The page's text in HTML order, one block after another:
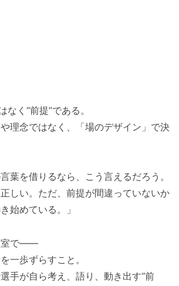
なく“前提”である。
理念ではなく、「場のデザイン」で決
葉を借りるなら、こう言えるだろう。
正しい。ただ、前提が間違っていないか
始めている。」
室で――
一歩ずらすこと。
手が自ら考え、語り、動き出す“前